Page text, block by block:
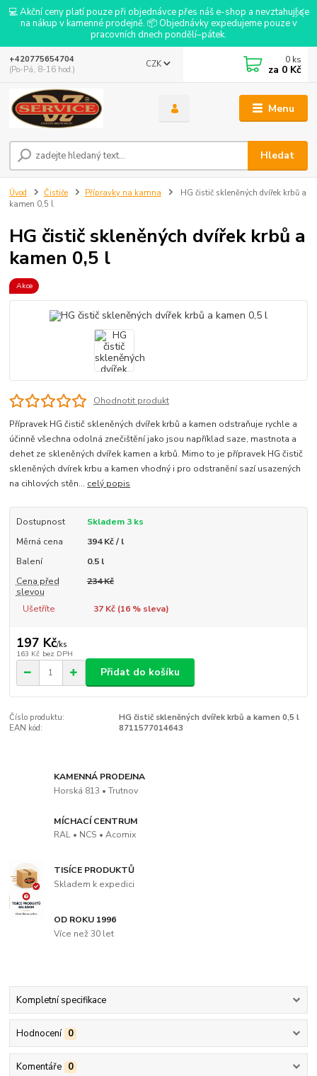
💻 Akční ceny platí pouze při objednávce přes náš e-shop a nevztahují se
na nákup v kamenné prodejně. 📦 Objednávky expedujeme pouze v
pracovních dnech pondělí–pátek.
Menu
CZK
Hledat
+420775654704
(Po-Pá, 8-16 hod.)
0 ks
za 0 Kč
Úvod Čističe Přípravky na kamna
HG čistič skleněných dvířek krbů a
kamen 0,5 l
HG čistič skleněných dvířek krbů a
kamen 0,5 l
Akce
Ohodnotit produkt
Přípravek HG čistič skleněných dvířek krbů a kamen odstraňuje rychle a
účinně všechna odolná znečištění jako jsou například saze, mastnota a
dehet ze skleněných dvířek kamen a krbů. Mimo to je přípravek HG čistič
skleněných dvírek krbu a kamen vhodný i pro odstranění sazí usazených
na cihlových stěn... celý popis
Dostupnost
Skladem 3 ks
Měrná cena
394 Kč / l
Balení
0.5 l
Cena před
slevou
234 Kč
Ušetříte 37 Kč (16% sleva)
197 Kč/ks
163 Kč bez DPH
Přidat do košíku
Číslo produktu:
HG čistič skleněných dvířek krbů a kamen 0,5 l
EAN kód:
8711577014643
KAMENNÁ PRODEJNA
Horská 813 • Trutnov
MÍCHACÍ CENTRUM
RAL • NCS • Acomix
TISÍCE PRODUKTŮ
Skladem k expedici
OD ROKU 1996
Více než 30 let
Kompletní specifikace
Hodnocení 0
Komentáře 0